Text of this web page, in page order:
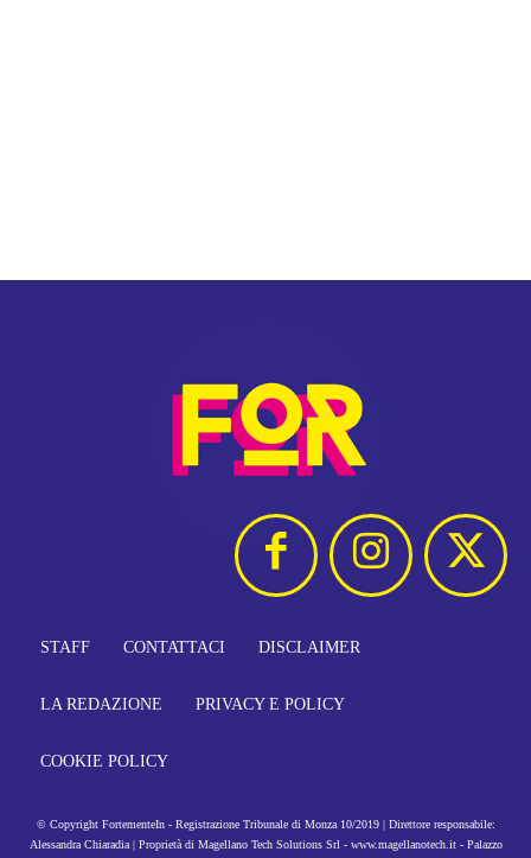
STAFF CONTATTACI DISCLAIMER
LA REDAZIONE PRIVACY E POLICY
COOKIE POLICY
© Copyright FortementeIn - Registrazione Tribunale di Monza 10/2019 | Direttore responsabile:
Alessandra Chiaradia | Proprietà di Magellano Tech Solutions Srl - www.magellanotech.it - Palazzo